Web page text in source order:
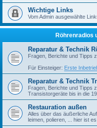
Wichtige Links
Vom Admin ausgewählte
Röhrenradios
Reparatur & Technik
Fragen, Berichte und Tipps
Für Einsteiger: Erste
Reparatur & Technik
Fragen, Berichte und Tipps
Transistorgeräte bis in die
Restauration außen
Alles über das äußerliche
leimen, polieren, ... hier ist es